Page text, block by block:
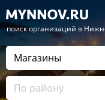
— поиск организаций в